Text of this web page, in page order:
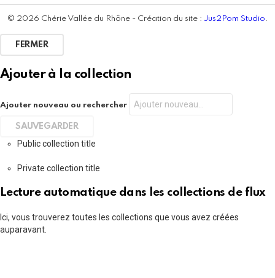
© 2026 Chérie Vallée du Rhône - Création du site : Jus2Pom Studio.
FERMER
Ajouter à la collection
Ajouter nouveau ou rechercher
Public collection title
Private collection title
Lecture automatique dans les collections de flux
Ici, vous trouverez toutes les collections que vous avez créées
auparavant.